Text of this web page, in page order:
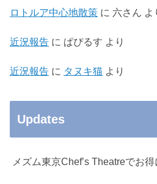
ロトルア中心地散策 に 六さん よ
近況報告 に ぱぴるす より
近況報告 に タヌキ猫 より
Updates
メズム東京Chef’s Theatreでお